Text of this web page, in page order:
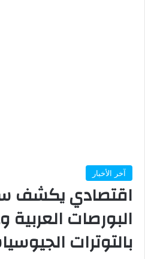
آخر الأخبار
اقتصادي يكشف
البورصات العربية
بالتوترات